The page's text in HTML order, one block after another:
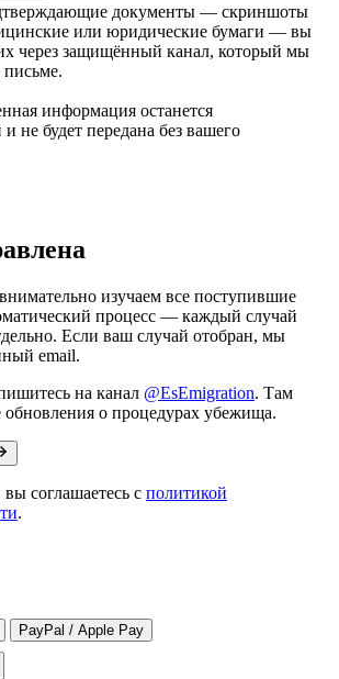
документы — скриншоты
или юридические бумаги — вы
через защищённый канал, который мы
информация останется
не будет передана без вашего
изучаем все поступившие
процесс — каждый случай
Если ваш случай отобран, мы
email.
на канал @EsEmigration. Там
о процедурах убежища.
соглашаетесь с политикой
.
PayPal / Apple Pay